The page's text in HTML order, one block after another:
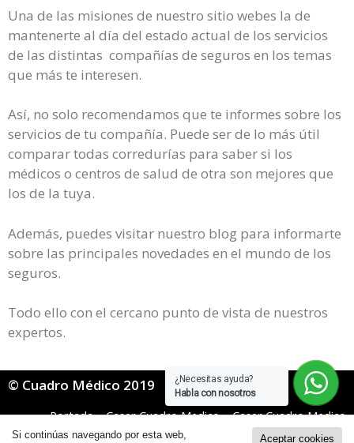
¿Necesitas ayuda?
Habla con nosotros
Una de las misiones de nuestro sitio webes la de
mantenerte al día del estado actual de los servicios
de las distintas compañías de seguros en los temas
que más te interesen.
Así, no solo recomendamos que te informes sobre los
servicios de tu compañía. Puede ser de lo más útil
comparar todas corredurías para saber si los
médicos o centros de salud de otra son mejores que
los de la tuya.
Además, puedes visitar nuestro blog para informarte
sobre las principales novedades en el mundo de los
seguros.
Todo ello con el cercano punto de vista de nuestros
expertos.
© Cuadro Médico 2019
Portada»Caser Cuadro Medico»Caser Cuadro Medico
General»Caser Cuadro Medico Orense
Aceptar cookies
Si continúas navegando por esta web,